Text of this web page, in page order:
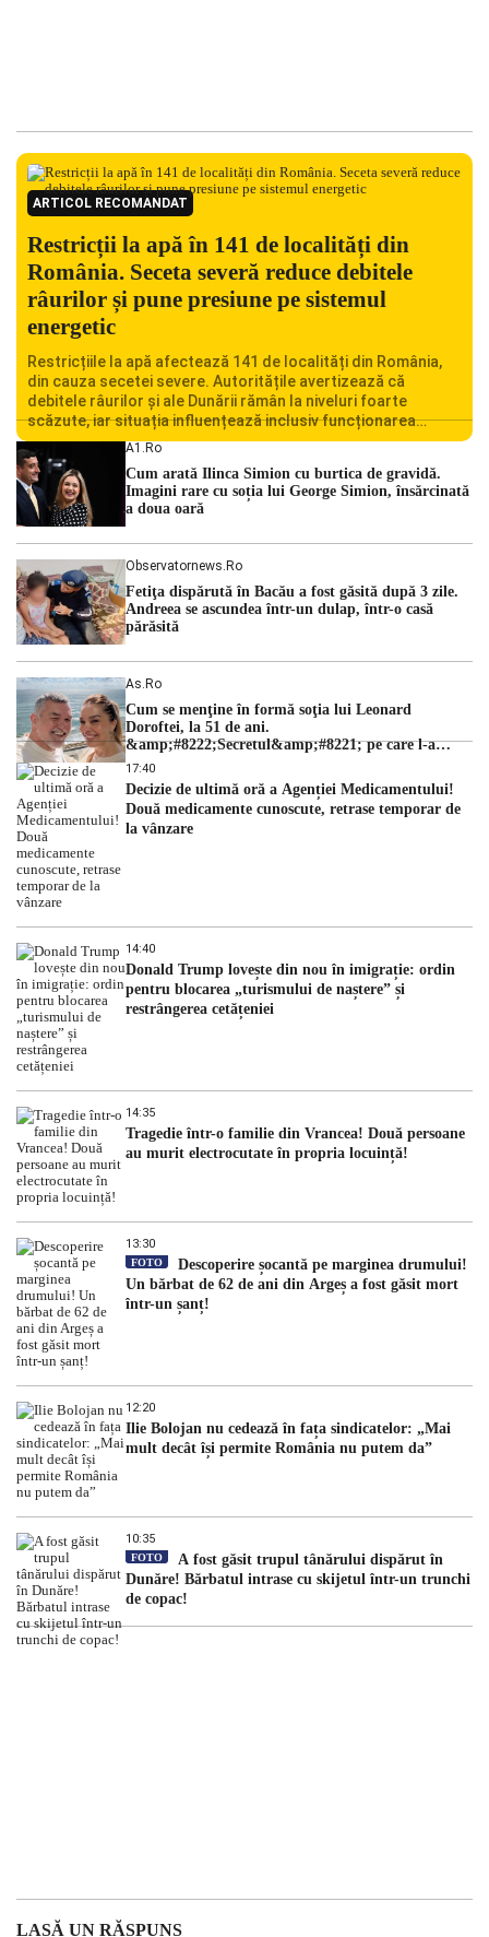
ARTICOL RECOMANDAT
Restricții la apă în 141 de localități din
România. Seceta severă reduce debitele
râurilor și pune presiune pe sistemul
energetic
Restricțiile la apă afectează 141 de localități din România,
din cauza secetei severe. Autoritățile avertizează că
debitele râurilor și ale Dunării rămân la niveluri foarte
scăzute, iar situația influențează inclusiv funcționarea
Centralei Nucleare de la Cernavodă. România se confruntă
cu una dintre cele mai dificile perioade din punct de vedere
hidrologic din ultimii ani. Lipsa […]
A1.ro
Cum arată Ilinca Simion cu burtica de gravidă.
Imagini rare cu soția lui George Simion, însărcinată
a doua oară
Observatornews.ro
Fetiţa dispărută în Bacău a fost găsită după 3 zile.
Andreea se ascundea într-un dulap, într-o casă
părăsită
As.ro
Cum se menţine în formă soţia lui Leonard
Doroftei, la 51 de ani.
&amp;#8222;Secretul&amp;#8221; pe care l-a
dezvăluit
17:40
Decizie de ultimă oră a Agenției Medicamentului!
Două medicamente cunoscute, retrase temporar de
la vânzare
14:40
Donald Trump lovește din nou în imigrație: ordin
pentru blocarea „turismului de naștere” și
restrângerea cetățeniei
14:35
Tragedie într-o familie din Vrancea! Două persoane
au murit electrocutate în propria locuință!
13:30
FOTO
Descoperire șocantă pe marginea drumului!
Un bărbat de 62 de ani din Argeș a fost găsit mort
într-un șanț!
12:20
Ilie Bolojan nu cedează în fața sindicatelor: „Mai
mult decât își permite România nu putem da”
10:35
FOTO
A fost găsit trupul tânărului dispărut în
Dunăre! Bărbatul intrase cu skijetul într-un trunchi
de copac!
LASĂ UN RĂSPUNS